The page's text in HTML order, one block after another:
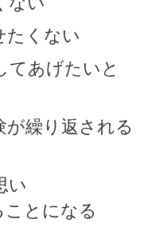
たくない
てあげたいと
が繰り返される
い
とになる